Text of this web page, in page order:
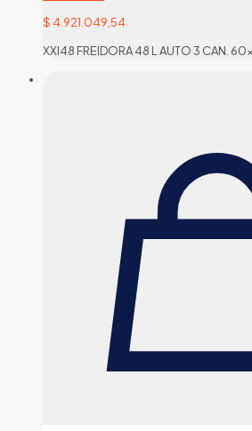
$ 4.921.049,54
XXI48 FREIDORA 48 L AUTO 3 CAN.